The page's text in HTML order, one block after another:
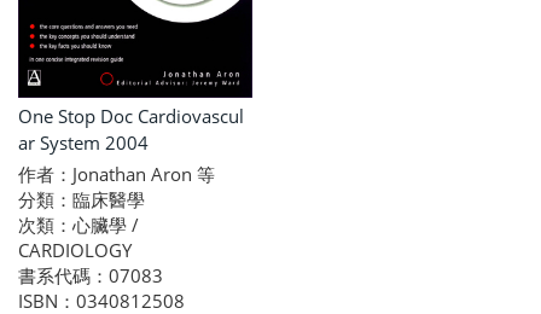
One Stop Doc Cardiovascul
ar System 2004
作者：Jonathan Aron 等
分類：臨床醫學
次類：心臟學 /
CARDIOLOGY
書系代碼：07083
ISBN：0340812508